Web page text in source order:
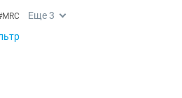
MRC Еще3